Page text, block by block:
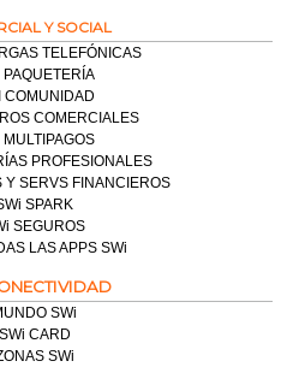
Y SOCIAL
TELEFÓNICAS
PAQUETERÍA
COMUNIDAD
COMERCIALES
MULTIPAGOS
PROFESIONALES
Y SERVS FINANCIEROS
SPARK
SEGUROS
LAS APPS SWi
SWi
SWi CARD
SWi